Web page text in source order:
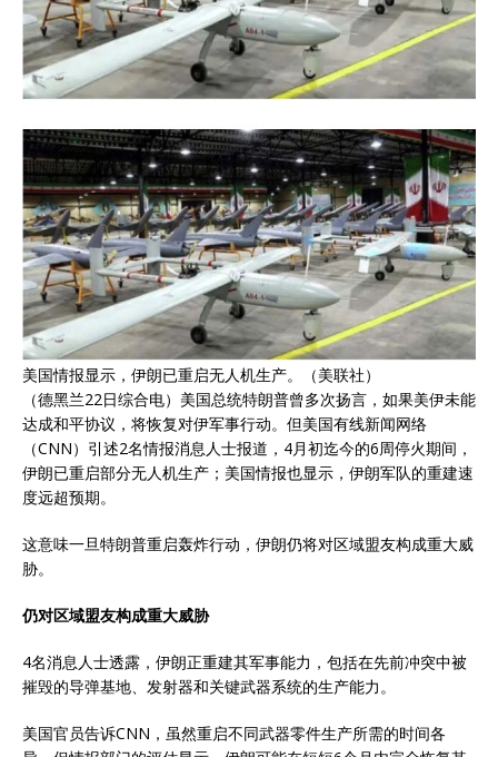
美国情报显示，伊朗已重启无人机生产。（美联社）
（德黑兰22日综合电）美国总统特朗普曾多次扬言，如果美伊未能
达成和平协议，将恢复对伊军事行动。但美国有线新闻网络
（CNN）引述2名情报消息人士报道，4月初迄今的6周停火期间，
伊朗已重启部分无人机生产；美国情报也显示，伊朗军队的重建速
度远超预期。
这意味一旦特朗普重启轰炸行动，伊朗仍将对区域盟友构成重大威
胁。
仍对区域盟友构成重大威胁
4名消息人士透露，伊朗正重建其军事能力，包括在先前冲突中被
摧毁的导弹基地、发射器和关键武器系统的生产能力。
美国官员告诉CNN，虽然重启不同武器零件生产所需的时间各